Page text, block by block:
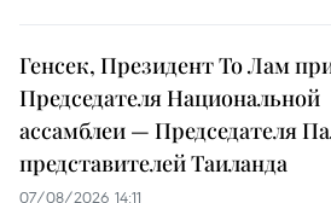
Генсек, Президент То Лам
Председателя Национальной
ассамблеи — Председателя
представителей Таиланда
07/08/2026 14:11